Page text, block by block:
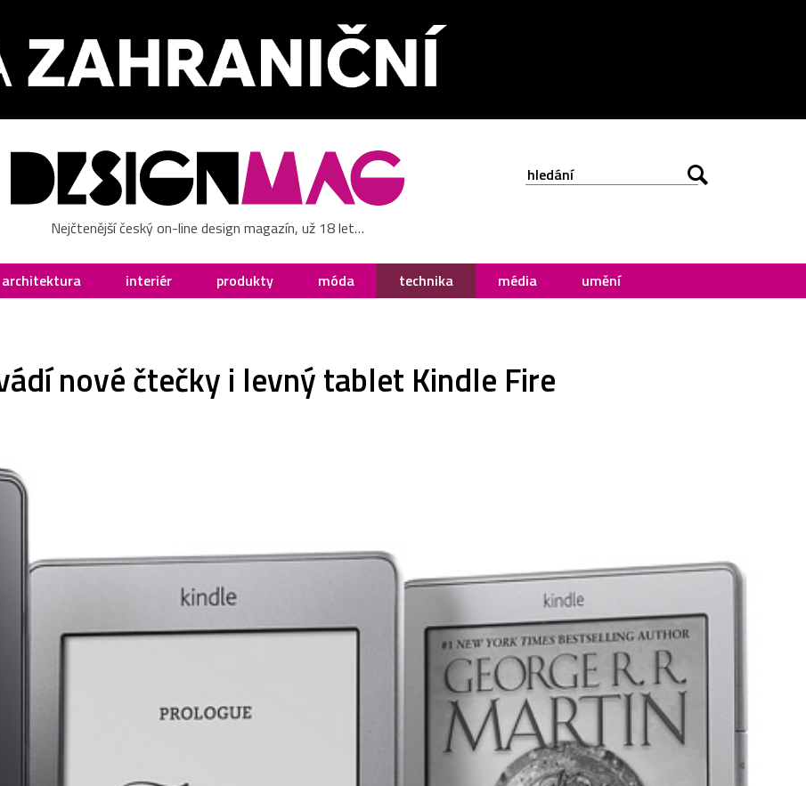
Nejčtenější český on-line design magazín, už 18 let…
architektura interiér produkty móda technika média umění
nové čtečky i levný tablet Kindle Fire